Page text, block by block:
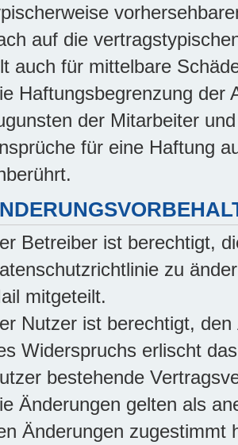
auf die
auch für mittelbare
Haftungsbegrenzung der
der Mitarbeiter
für eine Haftung
Betreiber ist berechtigt,
zu
mitgeteilt.
Nutzer ist berechtigt,
Widerspruchs erlischt
bestehende
Änderungen gelten als
Änderungen zugestimmt